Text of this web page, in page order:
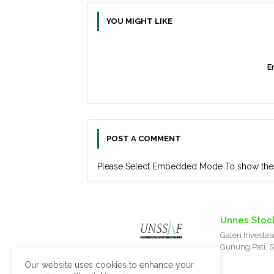
YOU MIGHT LIKE
POST A COMMENT
Please Select Embedded Mode To show
Unnes
Galeri
Gunung Pati,
Our website uses cookies to enhance your